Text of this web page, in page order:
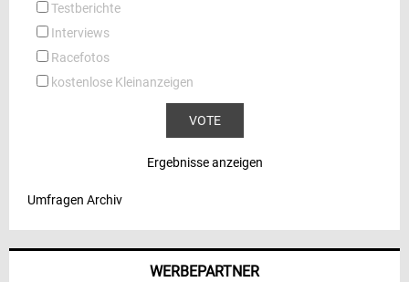
Testberichte
Interviews
Racefotos
kostenlose Kleinanzeigen
Ergebnisse anzeigen
Umfragen Archiv
WERBEPARTNER